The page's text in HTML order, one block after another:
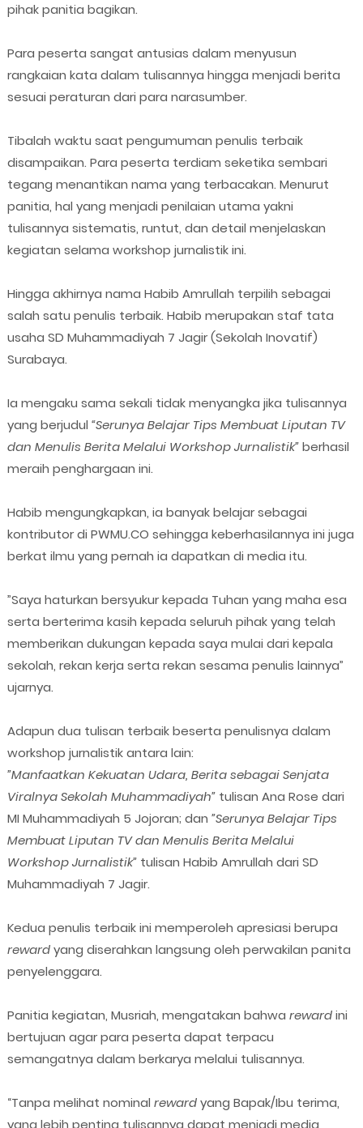
pihak panitia bagikan.
Para peserta sangat antusias dalam menyusun
rangkaian kata dalam tulisannya hingga menjadi berita
sesuai peraturan dari para narasumber.
Tibalah waktu saat pengumuman penulis terbaik
disampaikan. Para peserta terdiam seketika sembari
tegang menantikan nama yang terbacakan. Menurut
panitia, hal yang menjadi penilaian utama yakni
tulisannya sistematis, runtut, dan detail menjelaskan
kegiatan selama workshop jurnalistik ini.
Hingga akhirnya nama Habib Amrullah terpilih sebagai
salah satu penulis terbaik. Habib merupakan staf tata
usaha SD Muhammadiyah 7 Jagir (Sekolah Inovatif)
Surabaya.
Ia mengaku sama sekali tidak menyangka jika tulisannya
yang berjudul “Serunya Belajar Tips Membuat Liputan TV
dan Menulis Berita Melalui Workshop Jurnalistik”berhasil
meraih penghargaan ini.
Habib mengungkapkan, ia banyak belajar sebagai
kontributor di PWMU.CO sehingga keberhasilannya ini juga
berkat ilmu yang pernah ia dapatkan di media itu.
”Saya haturkan bersyukur kepada Tuhan yang maha esa
serta berterima kasih kepada seluruh pihak yang telah
memberikan dukungan kepada saya mulai dari kepala
sekolah, rekan kerja serta rekan sesama penulis lainnya”
ujarnya.
Adapun dua tulisan terbaik beserta penulisnya dalam
workshop jurnalistik antara lain:
”Manfaatkan Kekuatan Udara, Berita sebagai Senjata
Viralnya Sekolah Muhammadiyah” tulisan Ana Rose dari
MI Muhammadiyah 5 Jojoran; dan ”Serunya Belajar Tips
Membuat Liputan TV dan Menulis Berita Melalui
Workshop Jurnalistik” tulisan Habib Amrullah dari SD
Muhammadiyah 7 Jagir.
Kedua penulis terbaik ini memperoleh apresiasi berupa
rewardyang diserahkan langsung oleh perwakilan panita
penyelenggara.
Panitia kegiatan, Musriah, mengatakan bahwa rewardini
bertujuan agar para peserta dapat terpacu
semangatnya dalam berkarya melalui tulisannya.
“Tanpa melihat nominal rewardyang Bapak/Ibu terima,
yang lebih penting tulisannya dapat menjadi media